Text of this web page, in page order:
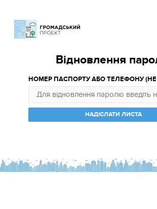
Відновлення
НОМЕР ПАСПОРТУ АБО ТЕЛЕФОНУ (НЕ
НАДІСЛАТИ ЛИСТА